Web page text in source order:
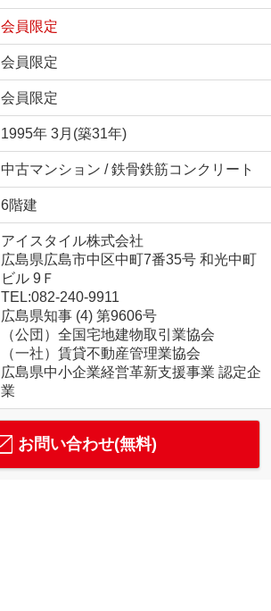
会員限定
会員限定
会員限定
1995年 3月(築31年)
中古マンション / 鉄骨鉄筋コンクリート
6階建
アイスタイル株式会社
広島県広島市中区中町7番35号 和光中町
ビル 9Ｆ
TEL:082-240-9911
広島県知事 (4) 第9606号
（公団）全国宅地建物取引業協会
（一社）賃貸不動産管理業協会
広島県中小企業経営革新支援事業 認定企
業
お問い合わせ(無料)